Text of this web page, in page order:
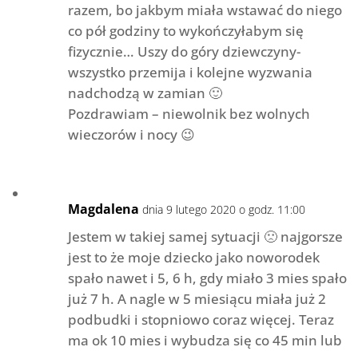
razem, bo jakbym miała wstawać do niego
co pół godziny to wykończyłabym się
fizycznie… Uszy do góry dziewczyny-
wszystko przemija i kolejne wyzwania
nadchodzą w zamian 🙂
Pozdrawiam – niewolnik bez wolnych
wieczorów i nocy 😉
Magdalena dnia 9 lutego 2020 o godz. 11:00
Jestem w takiej samej sytuacji 🙁 najgorsze
jest to że moje dziecko jako noworodek
spało nawet i 5, 6 h, gdy miało 3 mies spało
już 7 h. A nagle w 5 miesiącu miała już 2
podbudki i stopniowo coraz więcej. Teraz
ma ok 10 mies i wybudza się co 45 min lub